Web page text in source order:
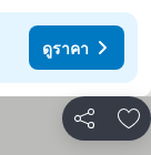
ดูราคา
แชร์ เ